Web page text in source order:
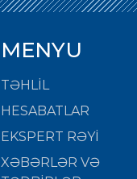
MENYU
TƏHLİL
HESABATLAR
EKSPERT RƏYİ
XƏBƏRLƏR VƏ